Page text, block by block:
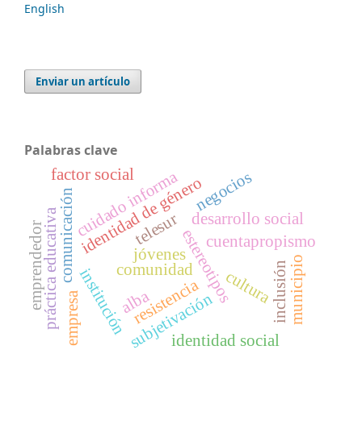
English
Enviar un artículo
Palabras clave
identidad de género
comunicación estereotiposculturainclusión
jóvenes
desarrollo social
comunidad
práctica educativa resistencia
instituciónsubjetivación
cuidado informa
identidad social
cuentapropismo
emprendedor
negocios
empresa alba
telesur
factor social
municipio